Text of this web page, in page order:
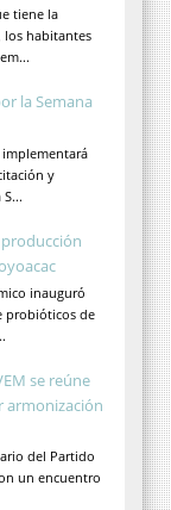
tiene la
los habitantes
la Semana
implementará
y
inauguró
probióticos de
se reúne
armonización
del Partido
un encuentro